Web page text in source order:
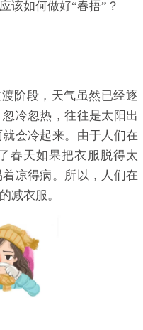
该如何做好“春捂”？
阶段，天气虽然已经逐
冷忽热，往往是太阳出
会冷起来。由于人们在
春天如果把衣服脱得太
凉得病。所以，人们在
减衣服。